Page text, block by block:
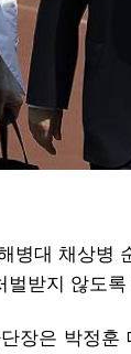
병대 채상병
받지 않도
장은 박정